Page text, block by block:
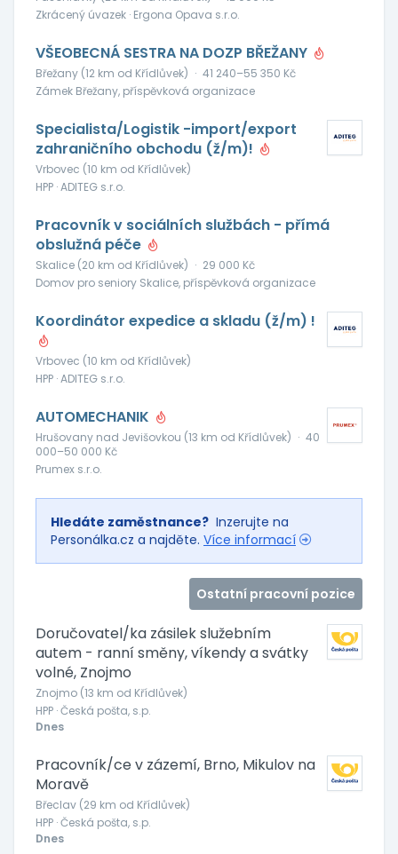
Zkrácený úvazek · Ergona Opava s.r.o.
VŠEOBECNÁ SESTRA NA DOZP BŘEŽANY
Břežany (12 km od Křídlůvek) · 41 240–55 350 Kč
Zámek Břežany, příspěvková organizace
Specialista/Logistik -import/export
zahraničního obchodu (ž/m)!
Vrbovec (10 km od Křídlůvek)
HPP · ADITEG s.r.o.
Pracovník v sociálních službách - přímá
obslužná péče
Skalice (20 km od Křídlůvek) · 29 000 Kč
Domov pro seniory Skalice, příspěvková organizace
Koordinátor expedice a skladu (ž/m) !
Vrbovec (10 km od Křídlůvek)
HPP · ADITEG s.r.o.
AUTOMECHANIK
Hrušovany nad Jevišovkou (13 km od Křídlůvek) · 40
000–50 000 Kč
Prumex s.r.o.
Hledáte zaměstnance? Inzerujte na
Personálka.cz a najděte. Více informací
Ostatní pracovní pozice
Doručovatel/ka zásilek služebním
autem - ranní směny, víkendy a svátky
volné, Znojmo
Znojmo (13 km od Křídlůvek)
HPP · Česká pošta, s.p.
Dnes
Pracovník/ce v zázemí, Brno, Mikulov na
Moravě
Břeclav (29 km od Křídlůvek)
HPP · Česká pošta, s.p.
Dnes